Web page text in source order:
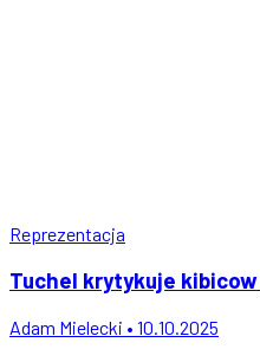
Reprezentacja
Tuchel krytykuje
Adam Mielecki • 10.10.2025